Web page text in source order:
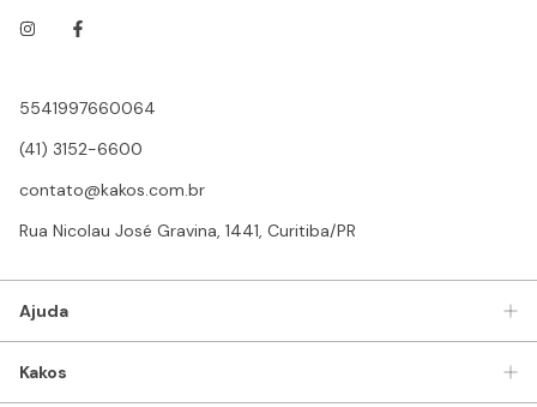
5541997660064
(41) 3152-6600
contato@kakos.com.br
Rua Nicolau José Gravina, 1441, Curitiba/PR
Ajuda
Kakos